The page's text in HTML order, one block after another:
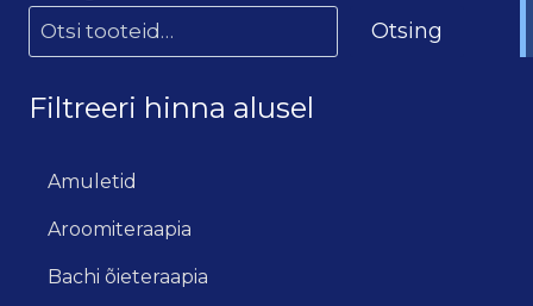
Otsing
Filtreeri hinna alusel
Amuletid
Aroomiteraapia
Bachi õieteraapia